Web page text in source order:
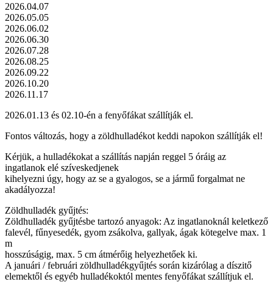
2026.04.07
2026.05.05
2026.06.02
2026.06.30
2026.07.28
2026.08.25
2026.09.22
2026.10.20
2026.11.17
2026.01.13 és 02.10-én a fenyőfákat szállítják el.
Fontos változás, hogy a zöldhulladékot keddi napokon szállítják el!
Kérjük, a hulladékokat a szállítás napján reggel 5 óráig az
ingatlanok elé szíveskedjenek
kihelyezni úgy, hogy az se a gyalogos, se a jármű forgalmat ne
akadályozza!
Zöldhulladék gyűjtés:
Zöldhulladék gyűjtésbe tartozó anyagok: Az ingatlanoknál keletkező
falevél, fűnyesedék, gyom zsákolva, gallyak, ágak kötegelve max. 1
m
hosszúságig, max. 5 cm átmérőig helyezhetőek ki.
A januári / februári zöldhulladékgyűjtés során kizárólag a díszitő
elemektől és egyéb hulladékoktól mentes fenyőfákat szállítjuk el.